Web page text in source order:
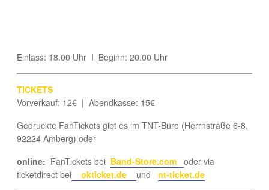
Einlass: 18.00 Uhr I Beginn: 20.00 Uhr
TICKETS
Vorverkauf: 12€ | Abendkasse: 15€
Gedruckte FanTickets gibt es im TNT-Büro (Herrnstraße 6-8,
92224 Amberg) oder
online: FanTickets bei Band-Store.com oder via
ticketdirect bei
okticket.de und nt-ticket.de